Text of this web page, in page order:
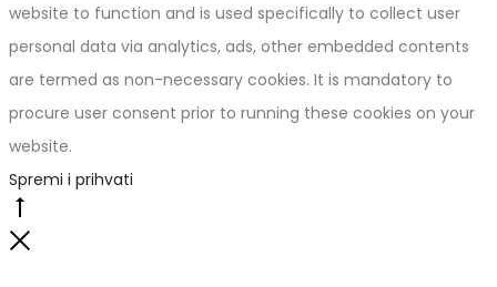
website to function and is used specifically to collect user
personal data via analytics, ads, other embedded contents
are termed as non-necessary cookies. It is mandatory to
procure user consent prior to running these cookies on your
website.
Spremi i prihvati